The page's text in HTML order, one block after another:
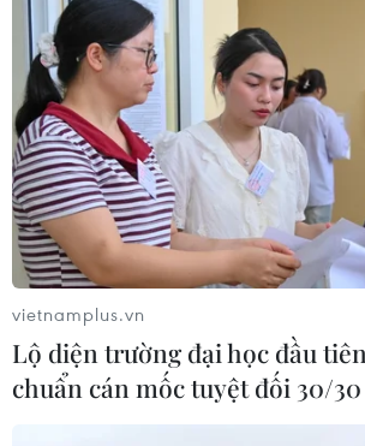
vietnamplus.vn
Lộ diện trường đại học đầu
chuẩn cán mốc tuyệt đối 30/